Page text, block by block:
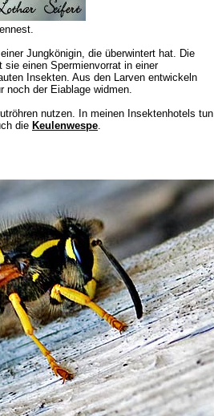
Jungkönigin, die überwintert hat. Die
sie einen Spermienvorrat in einer
Insekten. Aus den Larven entwickeln
der Eiablage widmen.
nutzen. In meinen Insektenhotels tun
die Keulenwespe